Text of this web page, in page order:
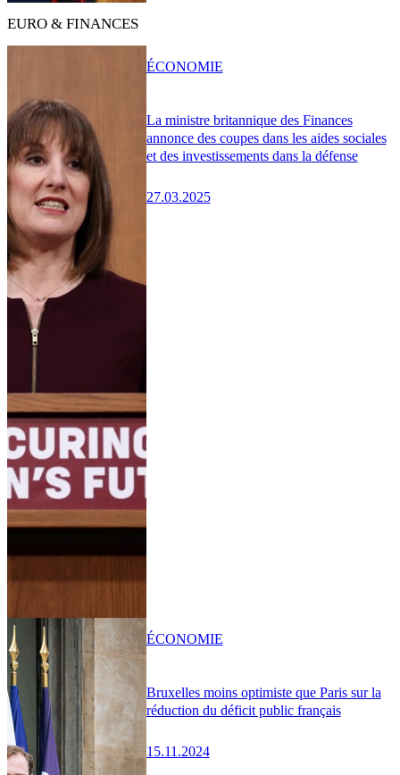
EURO & FINANCES
La ministre britannique des Finances
annonce des coupes dans les aides sociales
et des investissements dans la défense
27.03.2025
ÉCONOMIE
Bruxelles moins optimiste que Paris sur la
réduction du déficit public français
15.11.2024
ÉCONOMIE